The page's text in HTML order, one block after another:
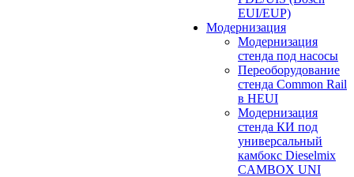
EUI/EUP)
Модернизация
Модернизация
стенда под насосы
Переоборудование
стенда Common Rail
в HEUI
Модернизация
стенда КИ под
универсальный
камбокс Dieselmix
CAMBOX UNI